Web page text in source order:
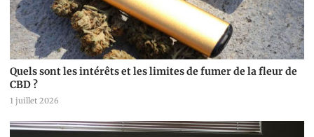
Quels sont les intérêts et les limites de fumer de la fleur de
CBD ?
1 juillet 2026